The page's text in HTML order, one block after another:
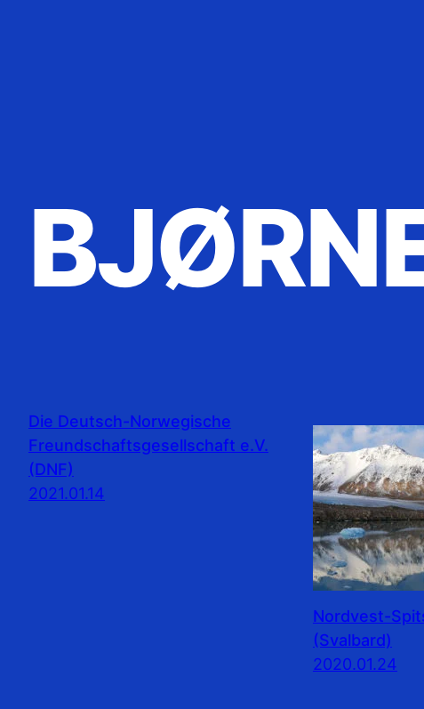
Die Deutsch-Norwegische
Freundschaftsgesellschaft e.V.
(DNF)
2021.01.14
Nordvest-
(Svalbard)
2020.01.24